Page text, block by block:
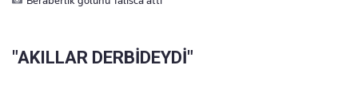
"AKILLAR DERBİDEYDİ"